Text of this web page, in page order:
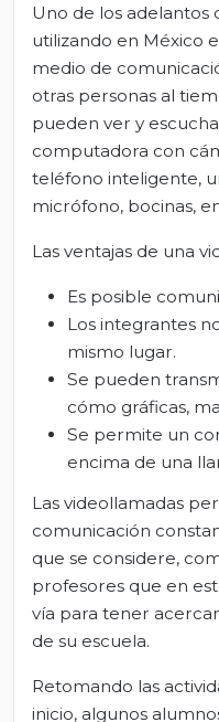
Uno de los adelantos
utilizando en México
medio de
otras personas al
pueden ver y
computadora con
teléfono inteligente,
micrófono, bocinas,
Las ventajas de una
Es posible
Los integrantes
mismo lugar.
Se pueden
cómo gráficas,
Se permite un
encima de una
Las videollamadas
comunicación
que se considere,
profesores que en
vía para tener
de su escuela.
Retomando las
inicio, algunos